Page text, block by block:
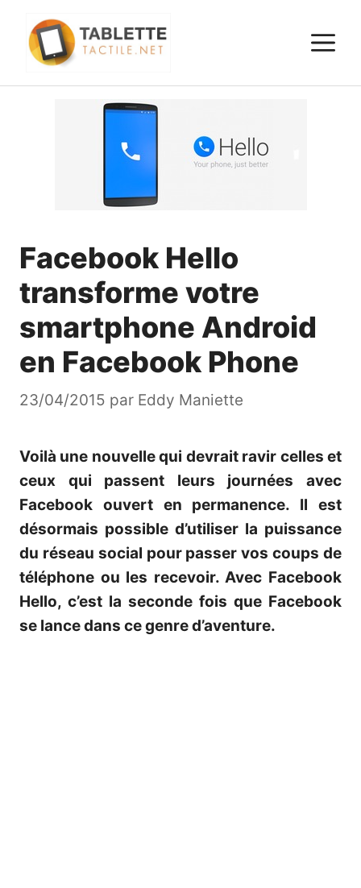
contenu
Facebook Hello
transforme votre
smartphone Android
en Facebook Phone
23/04/2015 par Eddy Maniette
Voilà une nouvelle qui devrait ravir celles et
ceux qui passent leurs journées avec
Facebook ouvert en permanence. Il est
désormais possible d’utiliser la puissance
du réseau social pour passer vos coups de
téléphone ou les recevoir. Avec Facebook
Hello, c’est la seconde fois que Facebook
se lance dans ce genre d’aventure.